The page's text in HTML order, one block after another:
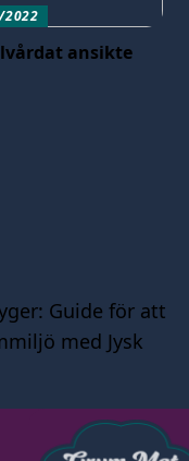
ansikte
Guide för att
med Jysk